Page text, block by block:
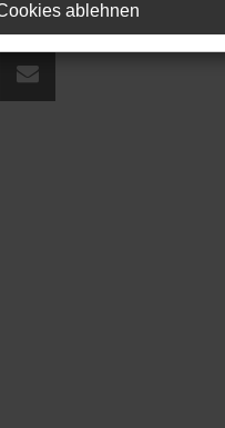
by audaris.de
ablehnen